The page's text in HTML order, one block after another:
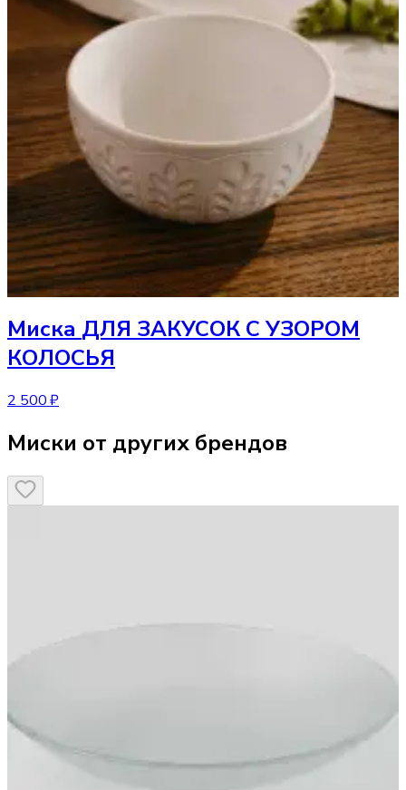
Миска ДЛЯ ЗАКУСОК С УЗОРОМ
КОЛОСЬЯ
2 500 ₽
Миски от других брендов